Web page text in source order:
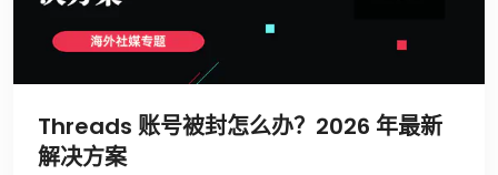
Threads 账号被封怎么办？2026 年最新
解决方案